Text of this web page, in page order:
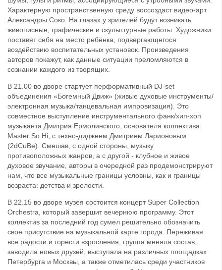
Характерную пространственную среду воссоздаст видео-арт
Александры Соко. На глазах у зрителей будут возникать
живописные, графические и скульптурные работы. Художники
поставят себя на место ребёнка, подвергающегося
воздействию воспитательных установок. Произведения
авторов покажут, как данные ситуации преломляются в
сознании каждого из творящих.
В 21.00 во дворе стартует перформативный DJ-set
объединения «Богемный Движ» (живые духовые инструменты/
электронная музыка/танцевальная импровизация). Это
совместное выступление инструментального фанк/хип-хоп
музыканта Дмитрия Ермолинского, основателя коллектива
Master So Hi, с техно-диджеем Дмитрием Ларионовым
(2dCuBe). Смешав, с одной стороны, музыку
противоположных жанров, а с другой - клубное и живое
духовое звучание, авторы в очередной раз продемонстрируют
нам, что все музыкальные границы условны, как и границы
возраста: детства и зрелости.
В 22.15 во дворе музея состоится концерт Super Collection
Orchestra, который завершит вечернюю программу. Этот
коллектив за последний год сумел решительно обозначить
свое присутствие на музыкальной карте города. Переживая
все радости и горести взросления, группа меняла состав,
заводила новых друзей, выступала на различных площадках
Петербурга и Москвы, а также отметилась среди участников